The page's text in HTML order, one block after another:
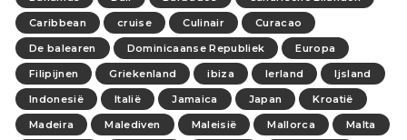
Caribbean
cruise Culinair
Curacao
De balearen
Dominicaanse Republiek
Europa
Filipijnen
Griekenland ibiza Ierland
Ijsland
Indonesië
Italië Jamaica Japan
Kroatië
Madeira
Malediven Maleisië Mallorca
Malta